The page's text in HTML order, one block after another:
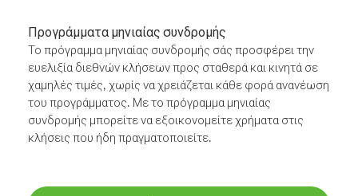
Προγράμματα μηνιαίας συνδρομής
Το πρόγραμμα μηνιαίας συνδρομής σάς προσφέρει την
ευελιξία διεθνών κλήσεων προς σταθερά και κινητά σε
χαμηλές τιμές, χωρίς να χρειάζεται κάθε φορά ανανέωση
του προγράμματος. Με το πρόγραμμα μηνιαίας
συνδρομής μπορείτε να εξοικονομείτε χρήματα στις
κλήσεις που ήδη πραγματοποιείτε.